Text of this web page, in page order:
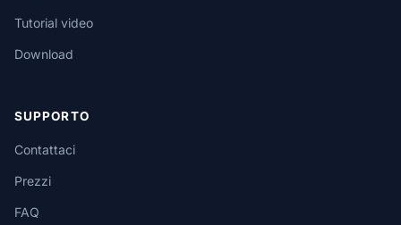
Tutorial video
Download
SUPPORTO
Contattaci
Prezzi
FAQ